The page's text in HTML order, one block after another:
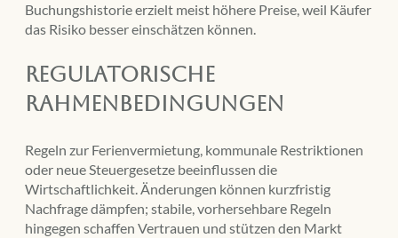
Buchungshistorie erzielt meist höhere Preise, weil Käufer
das Risiko besser einschätzen können.
Regulatorische
Rahmenbedingungen
Regeln zur Ferienvermietung, kommunale Restriktionen
oder neue Steuergesetze beeinflussen die
Wirtschaftlichkeit. Änderungen können kurzfristig
Nachfrage dämpfen; stabile, vorhersehbare Regeln
hingegen schaffen Vertrauen und stützen den Markt